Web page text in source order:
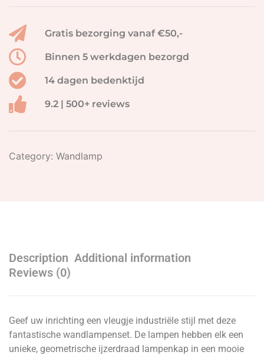
Gratis bezorging vanaf €50,-
Binnen 5 werkdagen bezorgd
14 dagen bedenktijd
9.2 | 500+ reviews
Category: Wandlamp
Description Additional information
Reviews (0)
Geef uw inrichting een vleugje industriële stijl met deze
fantastische wandlampenset. De lampen hebben elk een
unieke, geometrische ijzerdraad lampenkap in een mooie